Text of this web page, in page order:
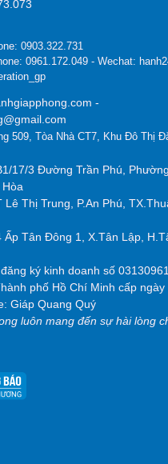
0903.322.731
0961.172.049 - Wechat:
-
509, Tòa Nhà CT7, Khu Đô Thị
17/3 Đường Trần Phú,
Hòa
Thị Trung, P.An Phú,
Ấp Tân Đông 1, X.Tân Lập,
ký kinh doanh số
phố Hồ Chí Minh cấp ngày
Giáp Quang Quý
luôn mang đến sự hài lòng